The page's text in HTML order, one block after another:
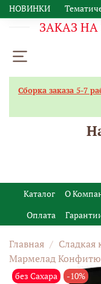
НОВИНКИ
ЗАКАЗ НА
Каталог О
Оплата
Главная
Сладкая
Мармелад
без Сахара -10%
Сборка заказа 5-7